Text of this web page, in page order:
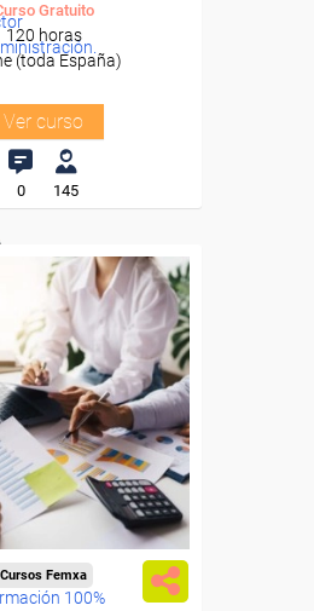
Gratuito
120 horas
(toda España)
Ver curso
0 145
100%
Cursos Femxa